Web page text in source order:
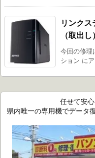
リンク
（取出し）
今回の修理
ション に
任せて安
県内唯一の専用機でデータ